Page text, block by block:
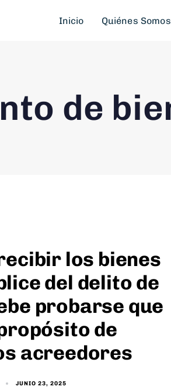
Inicio Quiénes Somos
de
los bienes
del delito de
probarse que
de
acreedores
JUNIO 23, 2025